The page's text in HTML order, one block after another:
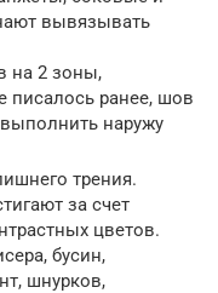
вывязывать
на 2 зоны,
писалось ранее, шов
наружу
трения.
за счет
цветов.
бусин,
шнурков,